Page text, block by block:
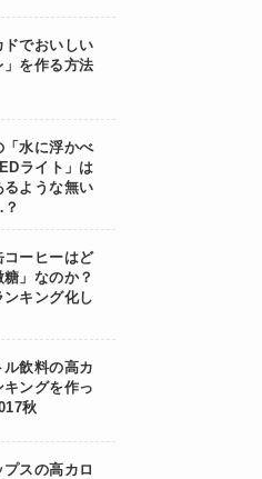
ドでおいしい
」を作る方法
「水に浮かべ
ライト」は
るような無い
コーヒーはど
」なのか？
キング化し
飲料の高カ
キングを作っ
秋
スの高カロ